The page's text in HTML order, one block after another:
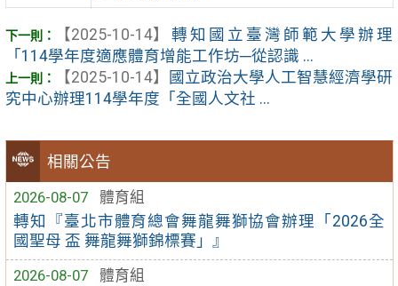
相關公告
2026-08-07
體育組
轉知『臺北市體育總會舞龍舞獅協會辦理「2026全
國聖母 盃 舞龍舞獅錦標賽」』
2026-08-07
體育組
【2025-10-14】
轉知國立臺灣師範大學辦理
「114學年度適應體育增能工作坊─從認識 ...
【2025-10-14】
國立政治大學人工智慧經濟學研
究中心辦理114學年度「全國人文社 ...